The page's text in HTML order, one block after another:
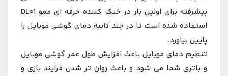
پیشرفته برای اولین بار در خنک کننده حرفه ای ممو DL01
استفاده شده است تا در چند ثانیه دمای گوشی موبایل را
پایین بیاورد.
تنظیم دمای موبایل باعث افزایش طول عمر گوشی موبایل
و باتری شما می شود و باعث روان تر شدن فرایند بازی و